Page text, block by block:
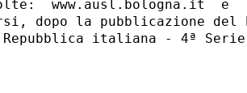
www.ausl.bologna.it  e
dopo la pubblicazione
italiana - 4ª